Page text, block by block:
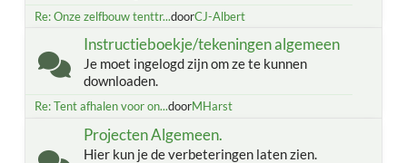
Re: Onze zelfbouw tenttr...doorCJ-Albert
Instructieboekje/tekeningen algemeen
Je moet ingelogd zijn om ze te kunnen
downloaden.
Re: Tent afhalen voor on...doorMHarst
Projecten Algemeen.
Hier kun je de verbeteringen laten zien.